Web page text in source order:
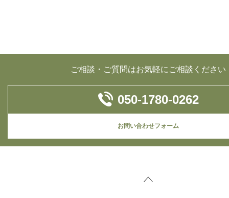
ご相談・ご質問はお気軽にご相談ください
050-1780-0262
お問い合わせフォーム